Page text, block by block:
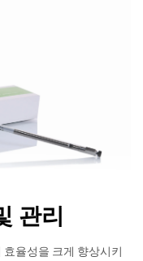
관리
율성을 크게 향상시키